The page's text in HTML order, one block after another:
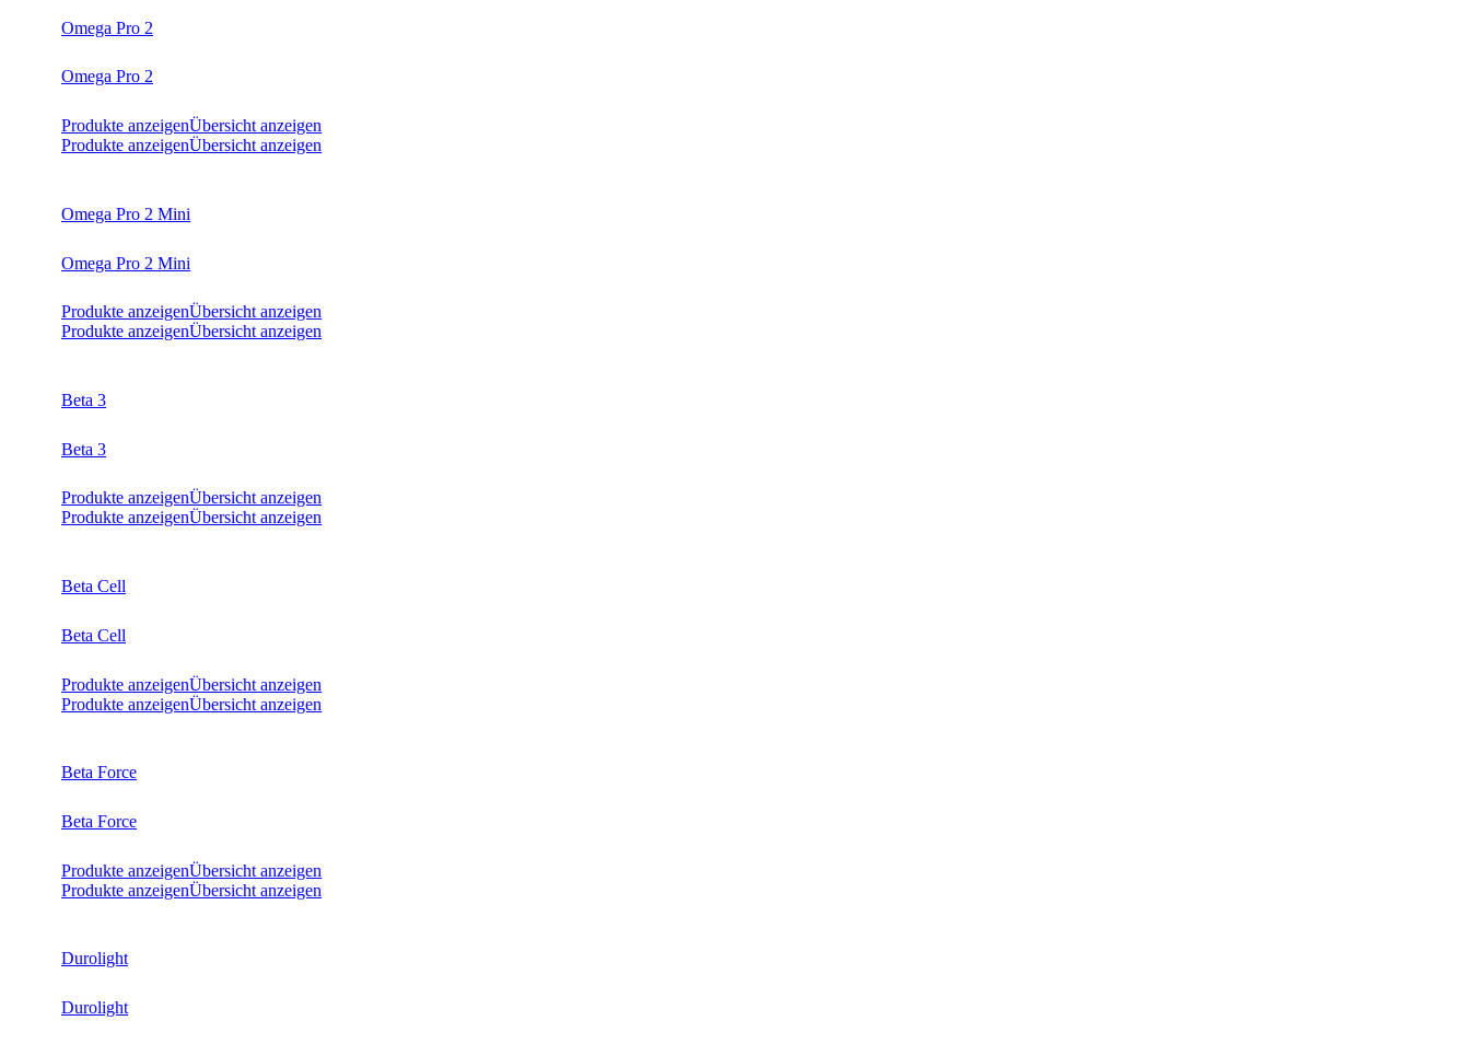
Omega Pro 2
Omega Pro 2
Produkte anzeigenÜbersicht anzeigen
Produkte anzeigenÜbersicht anzeigen
Omega Pro 2 Mini
Omega Pro 2 Mini
Produkte anzeigenÜbersicht anzeigen
Produkte anzeigenÜbersicht anzeigen
Beta 3
Beta 3
Produkte anzeigenÜbersicht anzeigen
Produkte anzeigenÜbersicht anzeigen
Beta Cell
Beta Cell
Produkte anzeigenÜbersicht anzeigen
Produkte anzeigenÜbersicht anzeigen
Beta Force
Beta Force
Produkte anzeigenÜbersicht anzeigen
Produkte anzeigenÜbersicht anzeigen
Durolight
Durolight